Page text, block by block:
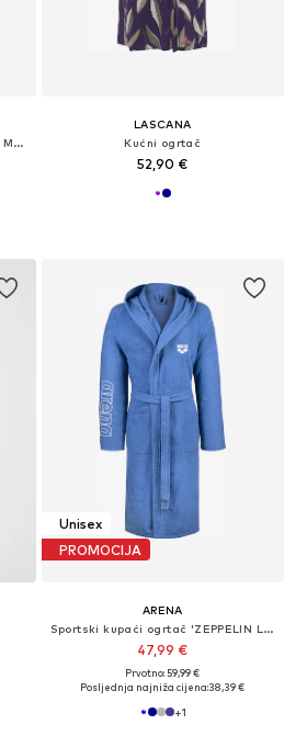
Sportski kupaći ogrtač 'Compact Microfiber'
LASCANA
Kućni ogrtač
52,90 €
Unisex
PROMOCIJA
ARENA
Sportski kupaći ogrtač 'ZEPPELIN LIGHT'
47,99 €
Prvotno: 59,99 €
Posljednja najniža cijena:38,39 €
+1